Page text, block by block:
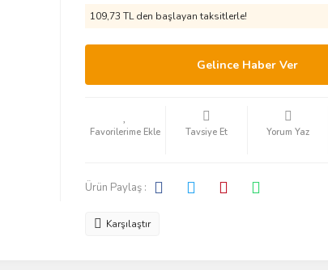
109,73 TL den başlayan taksitlerle!
Gelince Haber Ver
Tavsiye Et Yorum Yaz
Ürün Paylaş :
Karşılaştır